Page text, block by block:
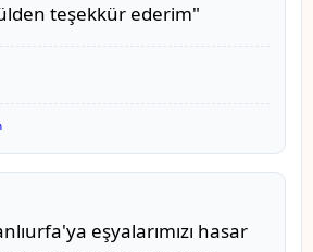
teşekkür ederim"
eşyalarımızı hasar